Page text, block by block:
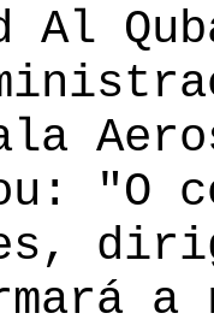
Al
"O
a